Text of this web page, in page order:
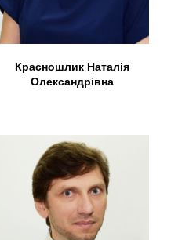
Красношлик Наталія
Олександрівна